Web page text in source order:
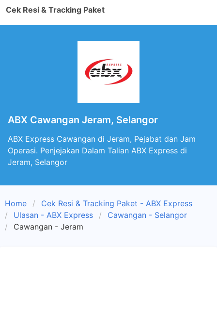
Cek Resi & Tracking Paket
ABX Cawangan Jeram, Selangor
ABX Express Cawangan di Jeram, Pejabat dan Jam
Operasi. Penjejakan Dalam Talian ABX Express di
Jeram, Selangor
Home
Cek Resi & Tracking Paket - ABX Express
Ulasan - ABX Express
Cawangan - Selangor
Cawangan - Jeram